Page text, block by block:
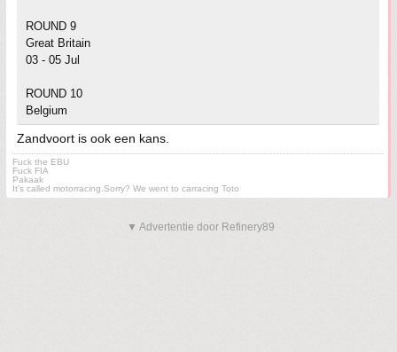
ROUND 9
Great Britain
03 - 05 Jul
ROUND 10
Belgium
Zandvoort is ook een kans.
Fuck the EBU
Fuck FIA
Pakaak
It's called motorracing.Sorry? We went to carracing Toto
▼ Advertentie door Refinery89